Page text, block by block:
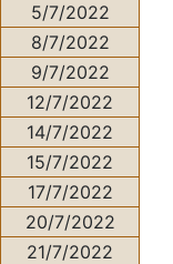
5/7/2022
8/7/2022
9/7/2022
12/7/2022
14/7/2022
15/7/2022
17/7/2022
20/7/2022
21/7/2022